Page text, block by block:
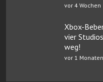
vor 4 Wochen
Xbox-
vier
weg!
vor 1 Monaten